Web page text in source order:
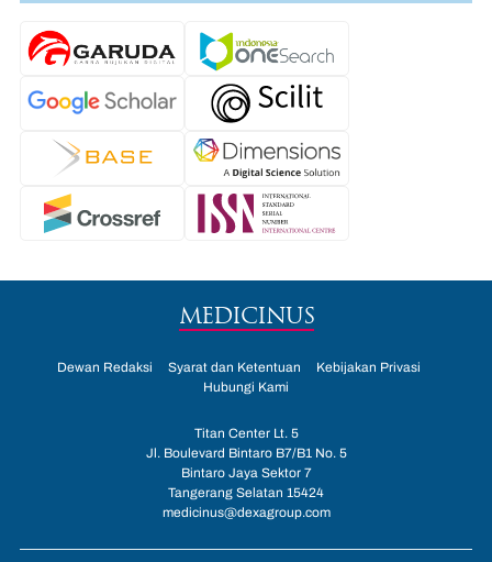
MEDICINUS
Dewan Redaksi Syarat dan Ketentuan
Kebijakan Privasi
Hubungi Kami
Titan Center Lt. 5
Jl. Boulevard Bintaro B7/B1 No. 5
Bintaro Jaya Sektor 7
Tangerang Selatan 15424
medicinus@dexagroup.com